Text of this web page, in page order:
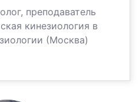
преподаватель
кинезиология в
(Москва)